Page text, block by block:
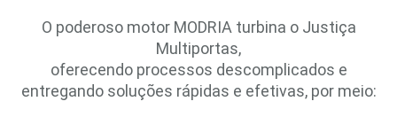
O poderoso motor MODRIA turbina o Justiça
Multiportas,
oferecendo processos descomplicados e
entregando soluções rápidas e efetivas, por meio: